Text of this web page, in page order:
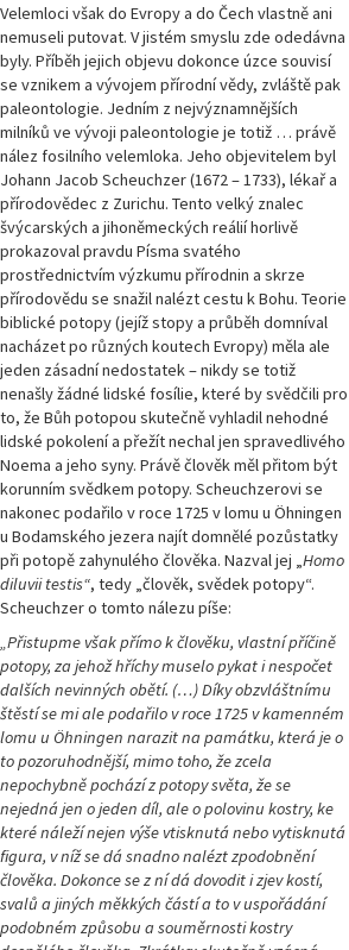
Velemloci však do Evropy a do Čech vlastně ani
nemuseli putovat. V jistém smyslu zde odedávna
byly. Příběh jejich objevu dokonce úzce souvisí
se vznikem a vývojem přírodní vědy, zvláště pak
paleontologie. Jedním z nejvýznamnějších
milníků ve vývoji paleontologie je totiž … právě
nález fosilního velemloka. Jeho objevitelem byl
Johann Jacob Scheuchzer (1672 – 1733), lékař a
přírodovědec z Zurichu. Tento velký znalec
švýcarských a jihoněmeckých reálií horlivě
prokazoval pravdu Písma svatého
prostřednictvím výzkumu přírodnin a skrze
přírodovědu se snažil nalézt cestu k Bohu. Teorie
biblické potopy (jejíž stopy a průběh domníval
nacházet po různých koutech Evropy) měla ale
jeden zásadní nedostatek – nikdy se totiž
nenašly žádné lidské fosílie, které by svědčili pro
to, že Bůh potopou skutečně vyhladil nehodné
lidské pokolení a přežít nechal jen spravedlivého
Noema a jeho syny. Právě člověk měl přitom být
korunním svědkem potopy. Scheuchzerovi se
nakonec podařilo v roce 1725 v lomu u Öhningen
u Bodamského jezera najít domnělé pozůstatky
při potopě zahynulého člověka. Nazval jej „Homo
diluvii testis“, tedy „člověk, svědek potopy“.
Scheuchzer o tomto nálezu píše:
„Přistupme však přímo k člověku, vlastní příčině
potopy, za jehož hříchy muselo pykat i nespočet
dalších nevinných obětí. (…) Díky obzvláštnímu
štěstí se mi ale podařilo v roce 1725 v kamenném
lomu u Öhningen narazit na památku, která je o
to pozoruhodnější, mimo toho, že zcela
nepochybně pochází z potopy světa, že se
nejedná jen o jeden díl, ale o polovinu kostry, ke
které náleží nejen výše vtisknutá nebo vytisknutá
figura, v níž se dá snadno nalézt zpodobnění
člověka. Dokonce se z ní dá dovodit i zjev kostí,
svalů a jiných měkkých částí a to v uspořádání
podobném způsobu a souměrnosti kostry